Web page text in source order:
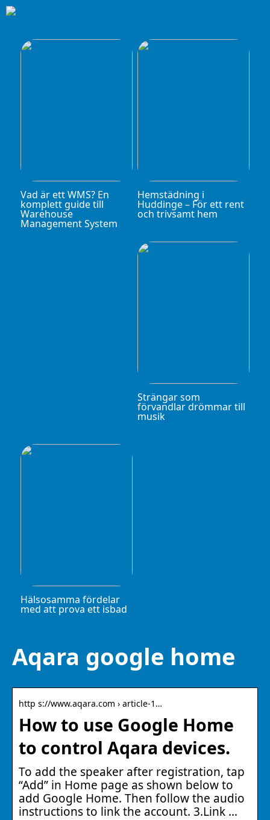
Vad är ett WMS? En
komplett guide till
Warehouse
Management System
Hemstädning i
Huddinge – För ett rent
och trivsamt hem
Strängar som
förvandlar drömmar till
musik
Hälsosamma fördelar
med att prova ett isbad
Aqara google home
http s://www.aqara.com › article-1…
How to use Google Home
to control Aqara devices.
To add the speaker after registration, tap
“Add” in Home page as shown below to
add Google Home. Then follow the audio
instructions to link the account. 3.Link …